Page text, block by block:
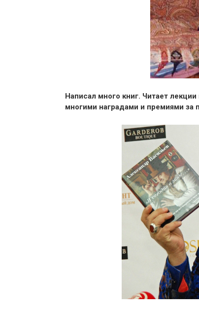
Написал много книг. Читает
многими наградами и премиями за